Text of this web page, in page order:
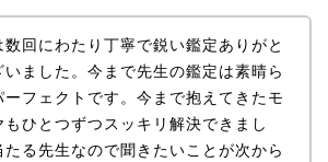
数回にわたり丁寧で鋭い鑑定ありがと
いました。今まで先生の鑑定は素晴ら
ーフェクトです。今まで抱えてきたモ
もひとつずつスッキリ解決できまし
たる先生なので聞きたいことが次から